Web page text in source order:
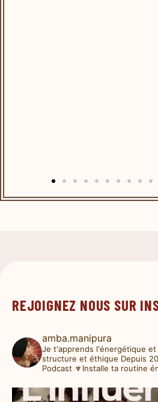
REJOIGNEZ NOUS SUR
amba.manipura
Je t'apprends l'énergétique et
structure et éthique Depuis
Podcast 🔽Installe ta routine